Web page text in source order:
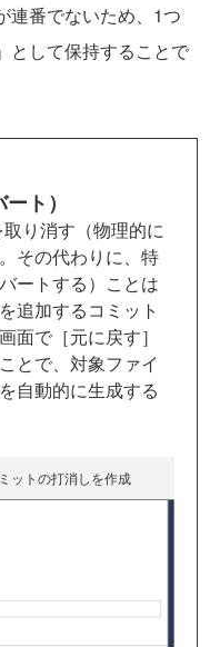
連番でないため、 1つ
として保持することで
ト）
り消す（物理的に
その代わりに、特
ートする）ことは
追加するコミット
面で［元に戻す］
とで、対象ファイ
自動的に生成する
ットの打消しを作成